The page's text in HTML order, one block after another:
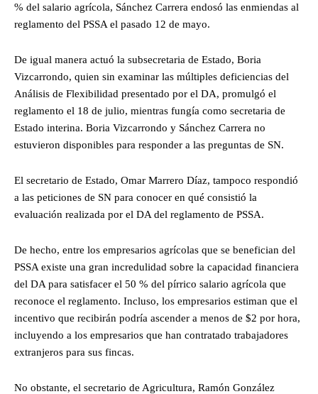
% del salario agrícola, Sánchez Carrera endosó las enmiendas al
reglamento del PSSA el pasado 12 de mayo.
De igual manera actuó la subsecretaria de Estado, Boria
Vizcarrondo, quien sin examinar las múltiples deficiencias del
Análisis de Flexibilidad presentado por el DA, promulgó el
reglamento el 18 de julio, mientras fungía como secretaria de
Estado interina. Boria Vizcarrondo y Sánchez Carrera no
estuvieron disponibles para responder a las preguntas de SN.
El secretario de Estado, Omar Marrero Díaz, tampoco respondió
a las peticiones de SN para conocer en qué consistió la
evaluación realizada por el DA del reglamento de PSSA.
De hecho, entre los empresarios agrícolas que se benefician del
PSSA existe una gran incredulidad sobre la capacidad financiera
del DA para satisfacer el 50 % del pírrico salario agrícola que
reconoce el reglamento. Incluso, los empresarios estiman que el
incentivo que recibirán podría ascender a menos de $2 por hora,
incluyendo a los empresarios que han contratado trabajadores
extranjeros para sus fincas.
No obstante, el secretario de Agricultura, Ramón González